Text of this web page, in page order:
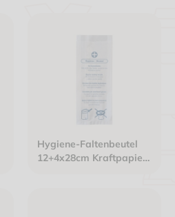
Hygiene-Faltenbeutel
12+4x28cm Kraftpapier